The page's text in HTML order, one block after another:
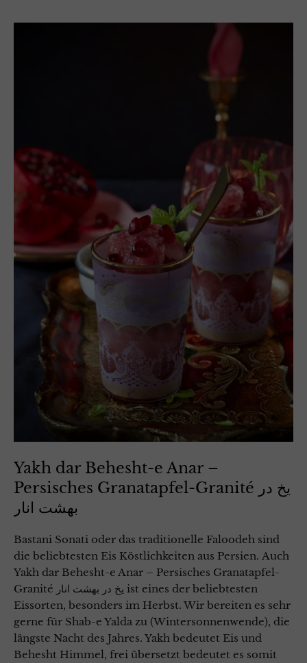
Yakh dar Behesht-e Anar –
Persisches Granatapfel-Granité یخ در
بهشت انار
Bastani Sonati oder das traditionelle Faloodeh sind
die beliebtesten Eis Köstlichkeiten aus Persien. Auch
Yakh dar Behesht-e Anar – Persisches Granatapfel-
Granité یخ در بهشت انار ist eines der beliebtesten
Eissorten, besonders im Herbst. Wir bereiten es sehr
gerne für Shab-e Yalda zu (Wintersonnenwende), die
längste Nacht des Jahres. Yakh bedeutet Eis und
Behesht Himmel, frei übersetzt bedeutet es somit